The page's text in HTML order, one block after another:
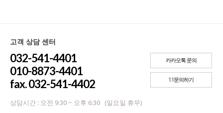
고객 상담 센터
032-541-4401
010-8873-4401
fax. 032-541-4402
상담시간 : 오전 9:30 ~ 오후 6:30 (일요일 휴무)
카카오톡 문의
1:1문의하기